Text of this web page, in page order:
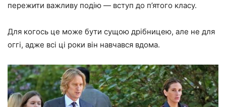
пережити важливу подію — вступ до п’ятого класу.
Для когось це може бути сущою дрібницею, але не для
оггі, адже всі ці роки він навчався вдома.